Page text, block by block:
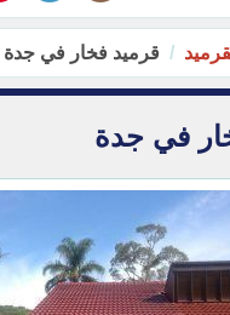
قرميد فخار في جدة
في جدة